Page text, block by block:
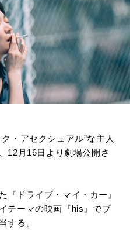
・アセクシュアル”な主人
12月16日より劇場公開さ
『ドライブ・マイ・カー』
テーマの映画『his』でブ
する。